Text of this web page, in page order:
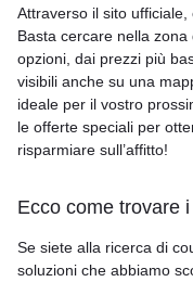
Attraverso il sito
Basta cercare nella
opzioni, dai prezzi più
visibili anche su una
ideale per il vostro
le offerte speciali per
risparmiare sull’affitto!
Ecco come trovare
Se siete alla ricerca di
soluzioni che abbiamo